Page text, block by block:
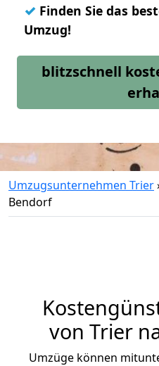
✓ Finden Sie das
Umzug!
blitzschnell
Umzugsunternehmen Trier
Bendorf
von Trier
Umzüge können